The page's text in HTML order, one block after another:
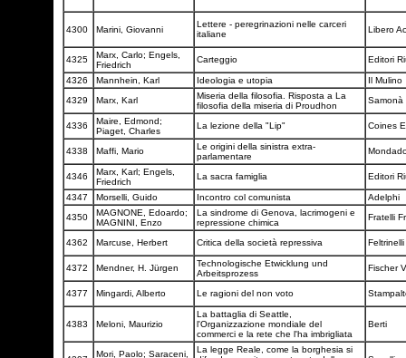
4300 Marini, Giovanni
Lettere - peregrinazioni nelle carceri
italiane
Libero
4325
Marx, Carlo; Engels,
Friedrich
Carteggio Editori
4326 Mannhein, Karl Ideologia e utopia
Il Mulino
4329
Marx, Karl
Miseria della filosofia. Risposta a La
filosofia della miseria di Proudhon
4336
Maire, Edmond;
Piaget, Charles
La lezione della "Lip" Coines
4338 Maffi, Mario
Le origini della sinistra extra-
parlamentare
4346
Marx, Karl; Engels,
Friedrich
La sacra famiglia Editori
4347 Morselli, Guido Incontro col comunista
Adelphi
4350
MAGNONE, Edoardo;
MAGNINI, Enzo
La sindrome di Genova, lacrimogeni e
repressione chimica
Fratelli
4362 Marcuse, Herbert Critica della società repressiva Feltrinelli
4372 Mendner, H. Jürgen
Technologische Etwicklung und
Arbeitsprozess
Fischer
4377 Mingardi, Alberto Le ragioni del non voto
4383 Meloni, Maurizio
La battaglia di Seattle,
l'Organizzazione mondiale del
commerci e la rete che l'ha imbrigliata
Berti
Mori, Paolo; Saraceni,
La legge Reale, come la borghesia si